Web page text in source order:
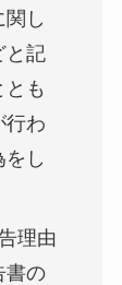
し
と記
も
行わ
し
理由
書の